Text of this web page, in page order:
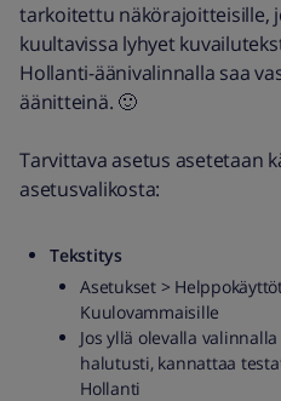
tarkoitettu näkörajoitteisille,
kuultavissa lyhyet
Hollanti-äänivalinnalla saa
äänitteinä. 🙂
Tarvittava asetus asetetaan
asetusvalikosta:
Tekstitys
Asetukset >
Kuulovammaisille
Jos yllä olevalla
halutusti, kannattaa
Hollanti